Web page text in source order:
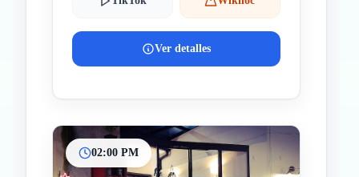
Ver detalles
02:00 PM